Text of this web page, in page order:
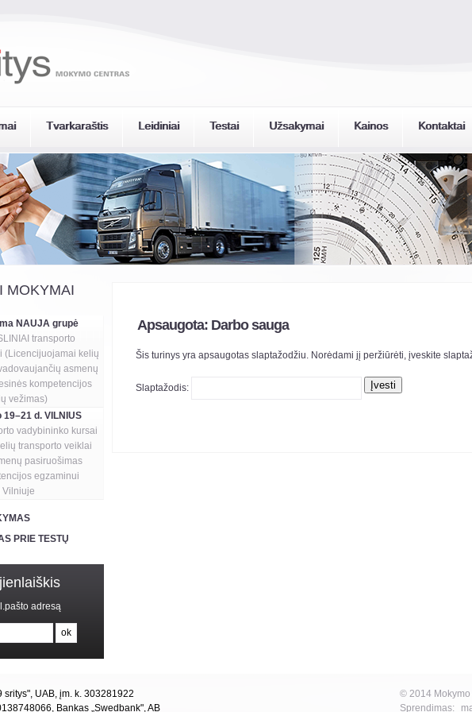
Tvarkaraštis Leidiniai Testai Užsakymai Kainos Kontaktai
MOKYMAI
NAUJA grupė
transporto
(Licencijuojamai kelių
asmenų
kompetencijos
vežimas)
d. VILNIUS
vadybininko kursai
transporto veiklai
pasiruošimas
egzaminui
Vilniuje
PRIE TESTŲ
adresą
Apsaugota: Darbo sauga
Šis turinys yra apsaugotas slaptažodžiu. Norėdami jį peržiūrėti, įveskite
Slaptažodis:
sritys", UAB, įm. k. 303281922
Bankas „Swedbank", AB
© 2014 Mokymo
Sprendimas: